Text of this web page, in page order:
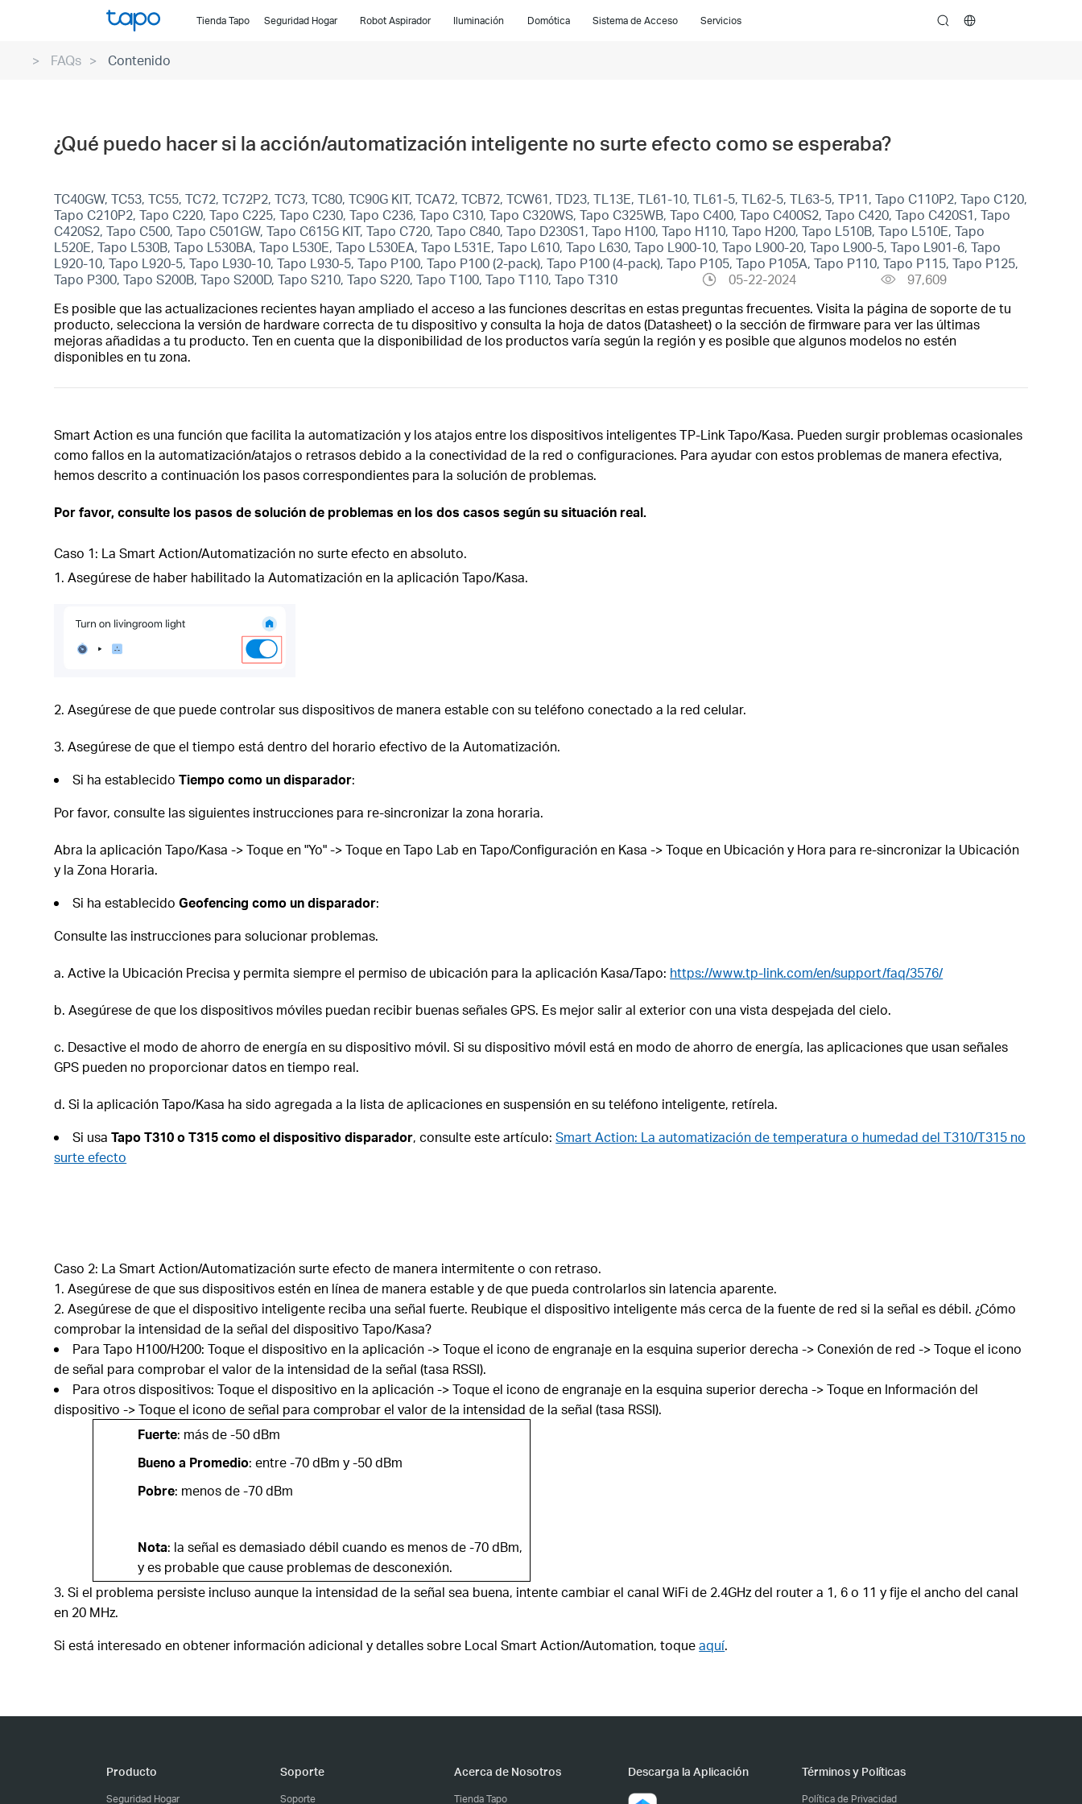
Tienda Tapo Seguridad Hogar Robot Aspirador Iluminación Domótica Sistema de Acceso Servicios search
FAQs Contenido
¿Qué puedo hacer si la acción/automatización inteligente no surte efecto como se esperaba?
TC40GW, TC53, TC55, TC72, TC72P2, TC73, TC80, TC90G KIT, TCA72, TCB72, TCW61, TD23, TL13E, TL61-10, TL61-5, TL62-5, TL63-5, TP11, Tapo C110P2, Tapo C120,
Tapo C210P2, Tapo C220, Tapo C225, Tapo C230, Tapo C236, Tapo C310, Tapo C320WS, Tapo C325WB, Tapo C400, Tapo C400S2, Tapo C420, Tapo C420S1, Tapo
C420S2, Tapo C500, Tapo C501GW, Tapo C615G KIT, Tapo C720, Tapo C840, Tapo D230S1, Tapo H100, Tapo H110, Tapo H200, Tapo L510B, Tapo L510E, Tapo
L520E, Tapo L530B, Tapo L530BA, Tapo L530E, Tapo L530EA, Tapo L531E, Tapo L610, Tapo L630, Tapo L900-10, Tapo L900-20, Tapo L900-5, Tapo L901-6, Tapo
L920-10, Tapo L920-5, Tapo L930-10, Tapo L930-5, Tapo P100, Tapo P100 (2-pack), Tapo P100 (4-pack), Tapo P105, Tapo P105A, Tapo P110, Tapo P115, Tapo P125,
Tapo P300, Tapo S200B, Tapo S200D, Tapo S210, Tapo S220, Tapo T100, Tapo T110, Tapo T310
05-22-2024
97,609
Es posible que las actualizaciones recientes hayan ampliado el acceso a las funciones descritas en estas preguntas frecuentes. Visita la página de soporte de tu
producto, selecciona la versión de hardware correcta de tu dispositivo y consulta la hoja de datos (Datasheet) o la sección de firmware para ver las últimas
mejoras añadidas a tu producto. Ten en cuenta que la disponibilidad de los productos varía según la región y es posible que algunos modelos no estén
disponibles en tu zona.
Smart Action es una función que facilita la automatización y los atajos entre los dispositivos inteligentes TP-Link Tapo/Kasa. Pueden surgir problemas ocasionales
como fallos en la automatización/atajos o retrasos debido a la conectividad de la red o configuraciones. Para ayudar con estos problemas de manera efectiva,
hemos descrito a continuación los pasos correspondientes para la solución de problemas.
Por favor, consulte los pasos de solución de problemas en los dos casos según su situación real.
Caso 1: La Smart Action/Automatización no surte efecto en absoluto.
1. Asegúrese de haber habilitado la Automatización en la aplicación Tapo/Kasa.
2. Asegúrese de que puede controlar sus dispositivos de manera estable con su teléfono conectado a la red celular.
3. Asegúrese de que el tiempo está dentro del horario efectivo de la Automatización.
Si ha establecidoTiempo como un disparador:
Por favor, consulte las siguientes instrucciones para re-sincronizar la zona horaria.
Abra la aplicación Tapo/Kasa -> Toque en "Yo" -> Toque en Tapo Lab en Tapo/Configuración en Kasa -> Toque en Ubicación y Hora para re-sincronizar la Ubicación
y la Zona Horaria.
Si ha establecidoGeofencing como un disparador:
Consulte las instrucciones para solucionar problemas.
a. Active la Ubicación Precisa y permita siempre el permiso de ubicación para la aplicación Kasa/Tapo: https://www.tp-link.com/en/support/faq/3576/
b. Asegúrese de que los dispositivos móviles puedan recibir buenas señales GPS. Es mejor salir al exterior con una vista despejada del cielo.
c. Desactive el modo de ahorro de energía en su dispositivo móvil. Si su dispositivo móvil está en modo de ahorro de energía, las aplicaciones que usan señales
GPS pueden no proporcionar datos en tiempo real.
d. Si la aplicación Tapo/Kasa ha sido agregada a la lista de aplicaciones en suspensión en su teléfono inteligente, retírela.
Si usaTapo T310 o T315 como el dispositivo disparador, consulte este artículo:Smart Action: La automatización de temperatura o humedad del T310/T315 no
surte efecto
Caso 2: La Smart Action/Automatización surte efecto de manera intermitente o con retraso.
Asegúrese de que sus dispositivos estén en línea de manera estable y de que pueda controlarlos sin latencia aparente.
Asegúrese de que el dispositivo inteligente reciba una señal fuerte. Reubique el dispositivo inteligente más cerca de la fuente de red si la señal es débil. ¿Cómo
comprobar la intensidad de la señal del dispositivo Tapo/Kasa?
Para Tapo H100/H200: Toque el dispositivo en la aplicación -> Toque el icono de engranaje en la esquina superior derecha -> Conexión de red -> Toque el icono
de señal para comprobar el valor de la intensidad de la señal (tasa RSSI).
Para otros dispositivos: Toque el dispositivo en la aplicación -> Toque el icono de engranaje en la esquina superior derecha -> Toque en Información del
dispositivo -> Toque el icono de señal para comprobar el valor de la intensidad de la señal (tasa RSSI).
Fuerte: más de -50 dBm
Bueno a Promedio: entre -70 dBm y -50 dBm
Pobre: menos de -70 dBm
Nota: la señal es demasiado débil cuando es menos de -70 dBm,
y es probable que cause problemas de desconexión.
Si el problema persiste incluso aunque la intensidad de la señal sea buena, intente cambiar el canal WiFi de 2.4GHz del router a 1, 6 o 11 y fije el ancho del canal
en 20 MHz.
Si está interesado en obtener información adicional y detalles sobre Local Smart Action/Automation, toqueaquí.
Producto
Seguridad Hogar
Soporte
Soporte
Acerca de Nosotros
Tienda Tapo
Descarga la Aplicación Términos y Políticas
Política de Privacidad